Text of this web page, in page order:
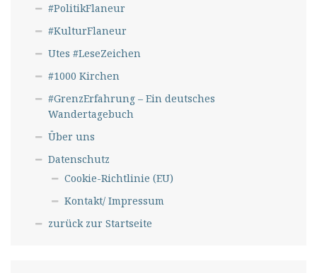
#PolitikFlaneur
#KulturFlaneur
Utes #LeseZeichen
#1000 Kirchen
#GrenzErfahrung – Ein deutsches
Wandertagebuch
Über uns
Datenschutz
Cookie-Richtlinie (EU)
Kontakt/ Impressum
zurück zur Startseite